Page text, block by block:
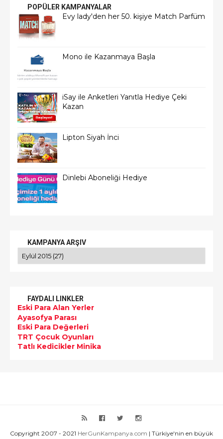
POPÜLER KAMPANYALAR
Evy lady'den her 50. kişiye Match Parfüm
Mono ile Kazanmaya Başla
iSay ile Anketleri Yanıtla Hediye Çeki
Kazan
Lipton Siyah İnci
Dinlebi Aboneliği Hediye
KAMPANYA ARŞIV
FAYDALI LINKLER
Eski Para Alan Yerler
Ayasofya Parası
Eski Para Değerleri
TRT Çocuk Oyunları
Tatlı Kedicikler Minika
Copyright 2007 - 2021 HerGunKampanya.com | Türkiye'nin en büyük